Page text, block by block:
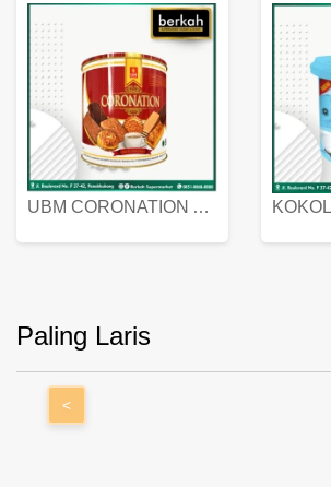
UBM CORONATION ASSORTED BISKUIT KALENG 450 GRAM
Paling Laris
<